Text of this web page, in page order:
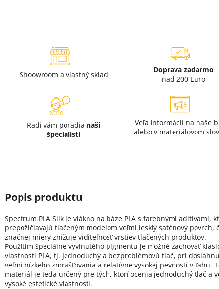
Shoowroom a vlastný sklad
Doprava zadarmo
nad 200 Euro
Radi vám poradia naši
špecialisti
Veľa informácií na naše
alebo v materiálovom
Spectrum PLA Silk je vlákno na báze PLA s farebnými aditívami,
prepožičiavajú tlačeným modelom veľmi lesklý saténový povrch,
značnej miery znižuje viditeľnosť vrstiev tlačených produktov.
Použitím špeciálne vyvinutého pigmentu je možné zachovať
vlastnosti PLA, tj. Jednoduchý a bezproblémovú tlač, pri
veľmi nízkeho zmrašťovania a relatívne vysokej pevnosti v ťahu.
materiál je teda určený pre tých, ktorí ocenia jednoduchý tlač a
vysoké estetické vlastnosti.